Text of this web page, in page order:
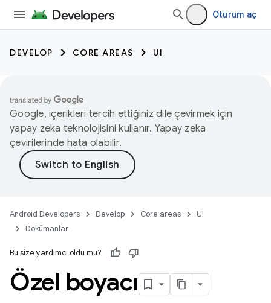
Oturum aç
DEVELOP CORE AREAS UI
Google, içerikleri tercih ettiğiniz dile çevirmek için
yapay zeka teknolojisini kullanır. Yapay zeka
çevirilerinde hata olabilir.
Android Developers Develop Core areas
UI
Dokümanlar
Bu size yardımcı oldu mu?
Özel boyacı